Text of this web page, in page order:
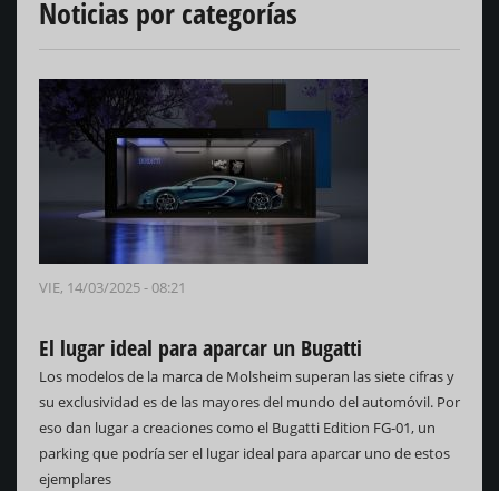
Noticias por categorías
VIE, 14/03/2025 - 08:21
El lugar ideal para aparcar un Bugatti
Los modelos de la marca de Molsheim superan las siete cifras y
su exclusividad es de las mayores del mundo del automóvil. Por
eso dan lugar a creaciones como el Bugatti Edition FG-01, un
parking que podría ser el lugar ideal para aparcar uno de estos
ejemplares